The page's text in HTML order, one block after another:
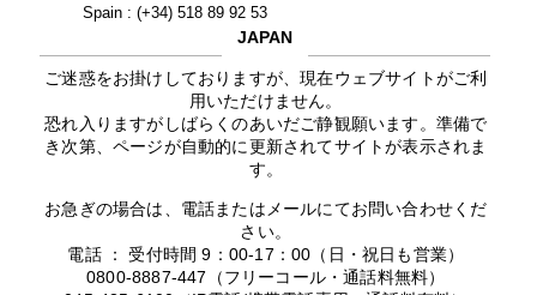
Spain : (+34) 518 89 92 53
JAPAN
ご迷惑をお掛けしておりますが、現在ウェブサイトがご利
用いただけません。
恐れ入りますがしばらくのあいだご静観願います。準備で
き次第、ページが自動的に更新されてサイトが表示されま
す。
お急ぎの場合は、電話またはメールにてお問い合わせくだ
さい。
電話 ： 受付時間 9：00-17：00（日・祝日も営業）
0800-8887-447（フリーコール・通話料無料）